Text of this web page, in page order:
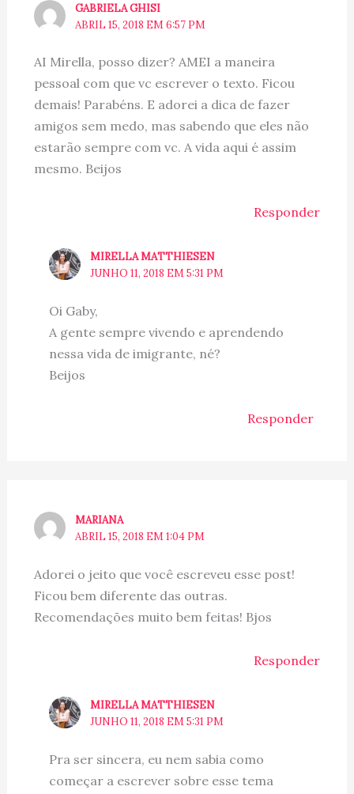
GABRIELA GHISI
ABRIL 15, 2018 EM 6:57 PM
AI Mirella, posso dizer? AMEI a maneira
pessoal com que vc escrever o texto. Ficou
demais! Parabéns. E adorei a dica de fazer
amigos sem medo, mas sabendo que eles não
estarão sempre com vc. A vida aqui é assim
mesmo. Beijos
Responder
MIRELLA MATTHIESEN
JUNHO 11, 2018 EM 5:31 PM
Oi Gaby,
A gente sempre vivendo e aprendendo
nessa vida de imigrante, né?
Beijos
Responder
MARIANA
ABRIL 15, 2018 EM 1:04 PM
Adorei o jeito que você escreveu esse post!
Ficou bem diferente das outras.
Recomendações muito bem feitas! Bjos
Responder
MIRELLA MATTHIESEN
JUNHO 11, 2018 EM 5:31 PM
Pra ser sincera, eu nem sabia como
começar a escrever sobre esse tema